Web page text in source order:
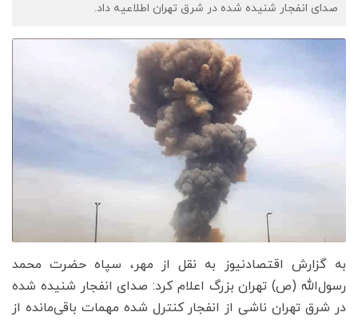
صدای انفجار شنیده شده در شرق تهران اطلاعیه داد.
به گزارش اقتصادنیوز به نقل از مهر، سپاه حضرت محمد
رسول‌الله (ص) تهران بزرگ اعلام کرد: صدای انفجار شنیده شده
در شرق تهران ناشی از انفجار کنترل شده مهمات باقی‌مانده از